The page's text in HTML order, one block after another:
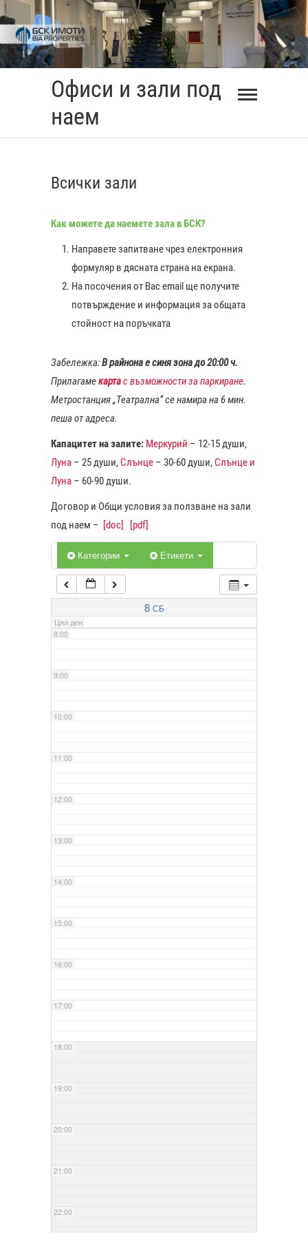
Skip
to
content
Офиси и зали под
наем
Всички зали
Как можете да наемете зала в БСК?
Направете запитване чрез електронния
формуляр в дясната страна на екрана.
На посочения от Вас еmail ще получите
потвърждение и информация за общата
стойност на поръчката
Забележка:В райнона е синя зона до 20:00 ч.
Прилагамекартас възможности за паркиране.
Метростанция „Театрална“ се намира на 6 мин.
пеша от адреса.
Капацитет на залите: Меркурий – 12-15 души,
Луна – 25 души, Слънце – 30-60 души, Слънце и
Луна – 60-90 души.
Договор и Общи условия за ползване на зали
под наем – [doc] [pdf]
Категории Етикети
8 СБ
Цял ден
2:00
4:00
5:00
7:00
8:00
9:00
10:00
11:00
12:00
13:00
14:00
15:00
16:00
17:00
18:00
19:00
20:00
21:00
22:00